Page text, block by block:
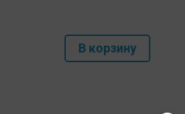
В корзину